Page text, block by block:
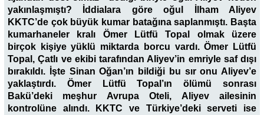
yakınlaşmıştı? İddialara göre oğul İlham Aliyev
KKTC’de çok büyük kumar batağına saplanmıştı. Başta
kumarhaneler kralı Ömer Lütfü Topal olmak üzere
birçok kişiye yüklü miktarda borcu vardı. Ömer Lütfü
Topal, Çatlı ve ekibi tarafından Aliyev’in emriyle saf dışı
bırakıldı. İşte Sinan Oğan’ın bildiği bu sır onu Aliyev’e
yaklaştırdı. Ömer Lütfü Topal’ın ölümü sonrası
Bakü’deki meşhur Avrupa Oteli, Aliyev ailesinin
kontrolüne alındı. KKTC ve Türkiye’deki serveti ise